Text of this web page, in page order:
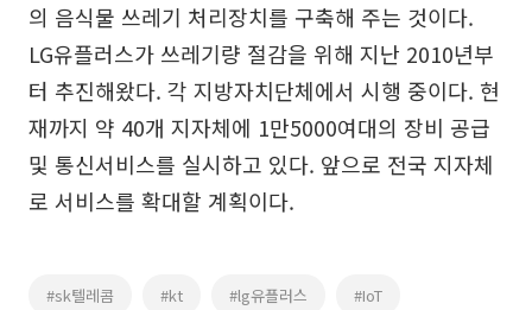
의 음식물 쓰레기 처리장치를 구축해 주는 것이다.
LG유플러스가 쓰레기량 절감을 위해 지난 2010년부
터 추진해왔다. 각 지방자치단체에서 시행 중이다. 현
재까지 약 40개 지자체에 1만5000여대의 장비 공급
및 통신서비스를 실시하고 있다. 앞으로 전국 지자체
로 서비스를 확대할 계획이다.
#sk텔레콤 #kt #lg유플러스 #IoT